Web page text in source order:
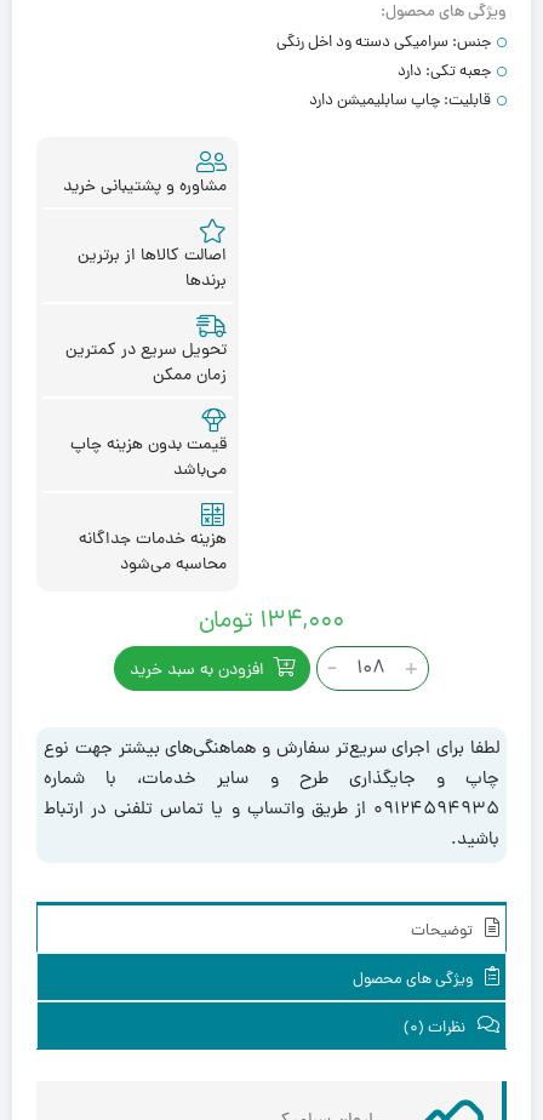
ویژگی های محصول:
جنس: سرامیکی دسته ود اخل رنگی
جعبه تکی: دارد
قابلیت: چاپ سابلیمیشن دارد
مشاوره و پشتیبانی خرید
اصالت کالاها از برترین
برندها
تحویل سریع در کمترین
زمان ممکن
قیمت بدون هزینه چاپ
می‌باشد
هزینه خدمات جداگانه
محاسبه می‌شود
۱۳۴,۰۰۰ تومان
+
فنجان
سرامیکی
وداخل
رنگی
2004
- افزودن به سبد خرید
لطفا برای اجرای سریع‌تر سفارش و هماهنگی‌های بیشتر جهت نوع
چاپ و جایگذاری طرح و سایر خدمات، با شماره
۰۹۱۲۴۵۹۴۹۳۵ از طریق واتساپ و یا تماس تلفنی در ارتباط
باشید.
توضیحات
ویژگی های محصول
نظرات (0)